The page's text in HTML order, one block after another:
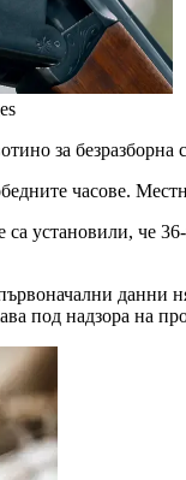
за
часове.
установили, че
данни
под надзора на